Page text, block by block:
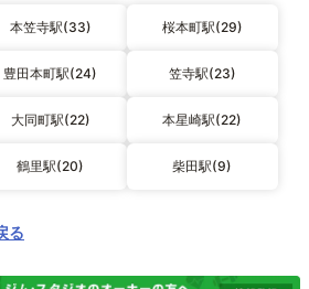
本笠寺駅(33) 桜本町駅(29)
豊田本町駅(24) 笠寺駅(23)
大同町駅(22) 本星崎駅(22)
鶴里駅(20) 柴田駅(9)
る